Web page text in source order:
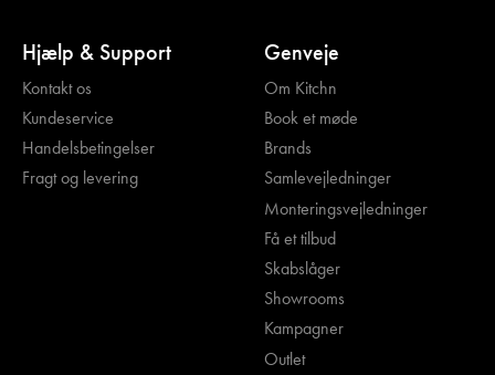
Hjælp & Support
Kontakt os
Kundeservice
Handelsbetingelser
Fragt og levering
Genveje
Om Kitchn
Book et møde
Brands
Samlevejledninger
Monteringsvejledninger
Få et tilbud
Skabslåger
Showrooms
Kampagner
Outlet